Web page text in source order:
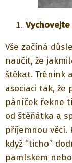
Vše začíná
naučit, že
štěkat. Trénink
asociaci tak, že
páníček řekne
od štěňátka a
příjemnou věcí.
když “ticho”
pamlskem